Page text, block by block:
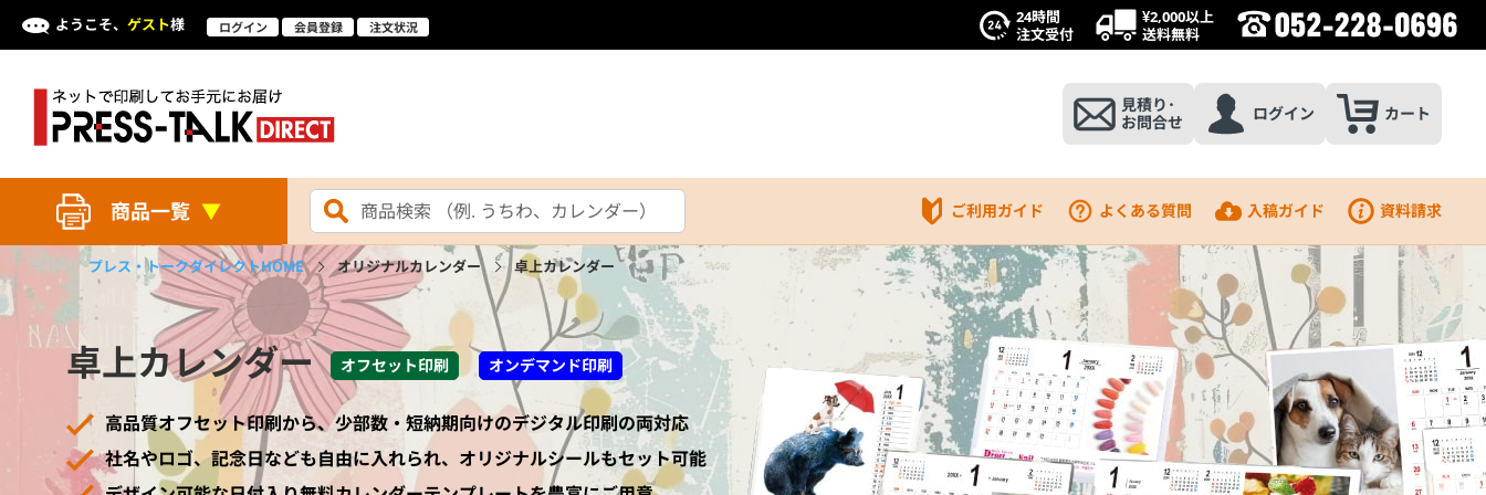
ようこそ、 ゲスト様 ログイン 会員登録 注文状況
24時間
注文受付
¥2,000以上
送料無料
商品一覧
見積り･
お問合せ
ログイン カート
ご利用ガイド よくある質問 入稿ガイド 資料請求
プレス・トークダイレクトHOME オリジナルカレンダー 卓上カレンダー
卓上カレンダー オフセット印刷 オンデマンド印刷
高品質オフセット印刷から、少部数・短納期向けのデジタル印刷の両対応
社名やロゴ、記念日なども自由に入れられ、オリジナルシールもセット可能